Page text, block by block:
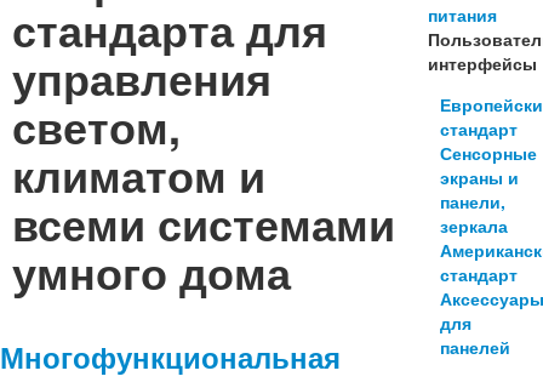
стандарта для
управления
светом,
климатом и
всеми системами
умного дома
Многофункциональная
питания
интерфейсы
стандарт
Сенсорные
экраны и
панели,
зеркала
стандарт
для
панелей